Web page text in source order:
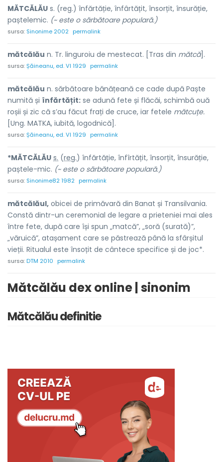
MĂTCĂLĂU s. (reg.) înfărtăție, înfârtățit, însorțit, însurăție,
paștelemic. (~ este o sărbătoare populară.)
sursa: Sinonime 2002 permalink
mătcălău n. Tr. linguroiu de mestecat. [Tras din mătcă].
sursa:Șăineanu, ed. VI 1929 permalink
mătcălău n. sărbătoare bănățeană ce cade după Paște
numită și înfărtățit: se adună fete și flăcăi, schimbă ouă
roșii și zic că s’au făcut frați de cruce, iar fetele mătcuțe.
[Ung. MATKA, iubită, logodnică].
sursa:Șăineanu, ed. VI 1929 permalink
*MĂTCĂLĂU s. (reg.) înfărtăție, înfîrtățit, însorțit, însurăție,
paștele-mic. (~ este o sărbătoare populară.)
sursa: Sinonime82 1982 permalink
mătcălăul, obicei de primăvară din Banat și Transilvania.
Constă dintr-un ceremonial de legare a prieteniei mai ales
între fete, după care își spun „matcă”, „soră (surată)”,
„văruică”, atașament care se păstrează până la sfârșitul
vieții. Ritualul este însoțit de cântece specifice și de joc*.
sursa:DTM 2010 permalink
Mătcălău dex online | sinonim
Mătcălău definitie